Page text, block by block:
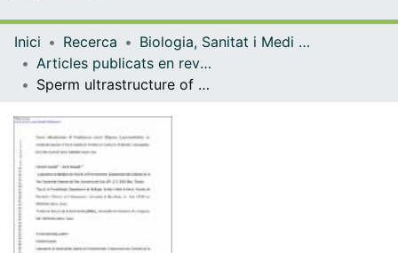
Navega per tot el DD
Com publicar
Inici Recerca
Biologia, Sanitat i Medi Ambient
Articles publicats en revistes (Biologia, Sanitat i Medi Ambient)
Sperm ultrastructure of Prodistomum polonii (Digenea, Lepocreadioidea), an intestinal parasite of the Atlantic horse mackerel, Trachurus trachurus (Teleostei, Carangidae), from the Gulf of Gabes, Mediterranean Sea